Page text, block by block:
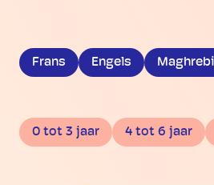
Frans Engels
0 tot 3 jaar 4 tot 6 jaar